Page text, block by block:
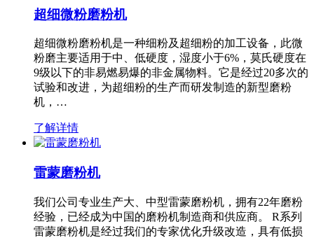
超细微粉磨粉机
超细微粉磨粉机是一种细粉及超细粉的加工设备，此微
粉磨主要适用于中、低硬度，湿度小于6%，莫氏硬度在
9级以下的非易燃易爆的非金属物料。它是经过20多次的
试验和改进，为超细粉的生产而研发制造的新型磨粉
机，…
了解详情
雷蒙磨粉机
我们公司专业生产大、中型雷蒙磨粉机，拥有22年磨粉
经验，已经成为中国的磨粉机制造商和供应商。 R系列
雷蒙磨粉机是经过我们的专家优化升级改造，具有低损